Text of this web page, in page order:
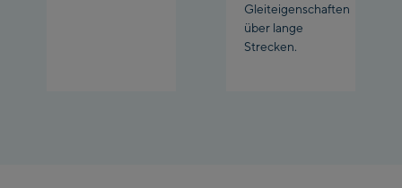
Gleiteigenschaften
über lange
Strecken.